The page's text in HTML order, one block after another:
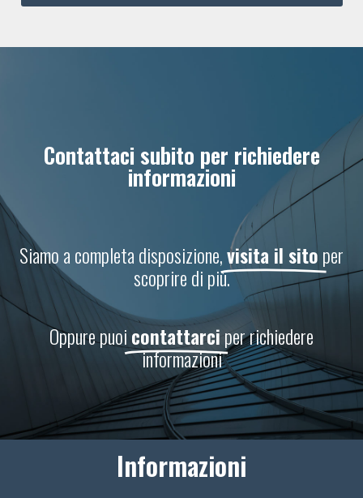
Contattaci subito per richiedere
informazioni
Siamo a completa disposizione,visita il sitoper
scoprire di più.
Oppure puoicontattarciper richiedere
informazioni
Informazioni